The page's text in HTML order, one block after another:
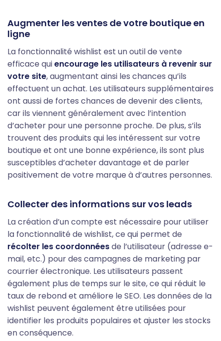
Augmenter les ventes de votre boutique en
ligne
La fonctionnalité wishlist est un outil de vente
efficace quiencourage les utilisateurs à revenir sur
votre site, augmentant ainsi les chances qu’ils
effectuent un achat. Les utilisateurs supplémentaires
ont aussi de fortes chances de devenir des clients,
car ils viennent généralement avec l’intention
d’acheter pour une personne proche. De plus, s’ils
trouvent des produits qui les intéressent sur votre
boutique et ont une bonne expérience, ils sont plus
susceptibles d’acheter davantage et de parler
positivement de votre marque à d’autres personnes.
Collecter des informations sur vos leads
La création d’un compte est nécessaire pour utiliser
la fonctionnalité de wishlist, ce qui permet de
récolter les coordonnéesde l’utilisateur (adresse e-
mail, etc.) pour des campagnes de marketing par
courrier électronique. Les utilisateurs passent
également plus de temps sur le site, ce qui réduit le
taux de rebond et améliore le SEO. Les données de la
wishlist peuvent également être utilisées pour
identifier les produits populaires et ajuster les stocks
en conséquence.